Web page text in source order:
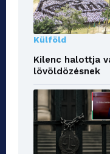
Külföld
Kilenc halottja
lövöldözésnek